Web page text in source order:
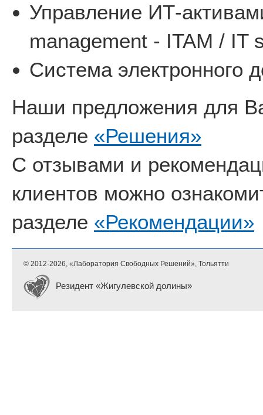
Управление ИТ-
management - ITAM / IT
Система электронного
Наши предложения для
разделе «Решения»
С отзывами и
клиентов можно
разделе «Рекомендации»
© 2012-2026, «Лаборатория Свободных Решений», Тольятти
Резидент «Жигулевской долины»